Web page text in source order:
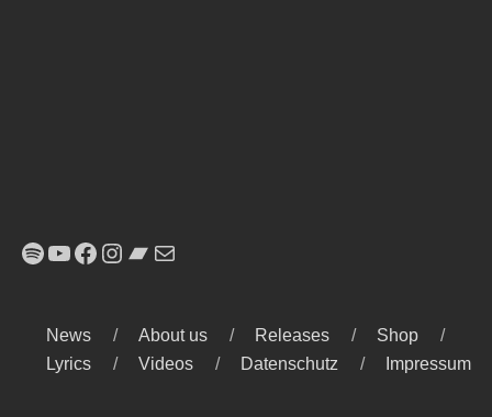
Spotify
YouTube
Facebook
Instagram
Bandcamp
E-Mail
News About us Releases
Shop
Lyrics
Videos Datenschutz Impressum